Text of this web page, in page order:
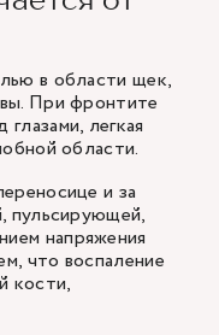
в области щек,
При фронтите
легкая
области.
и за
пульсирующей,
напряжения
что воспаление
кости,